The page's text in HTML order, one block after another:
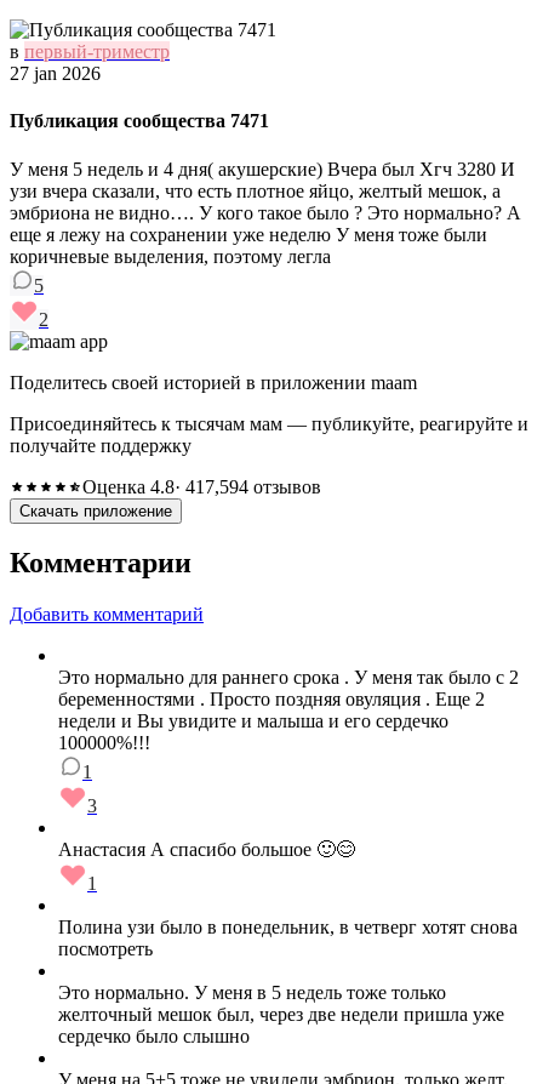
в первый-триместр
27 jan 2026
Публикация сообщества 7471
У меня 5 недель и 4 дня( акушерские) Вчера был Хгч 3280 И
узи вчера сказали, что есть плотное яйцо, желтый мешок, а
эмбриона не видно…. У кого такое было ? Это нормально? А
еще я лежу на сохранении уже неделю У меня тоже были
коричневые выделения, поэтому легла
5
2
Поделитесь своей историей в приложении maam
Присоединяйтесь к тысячам мам — публикуйте, реагируйте и
получайте поддержку
Оценка 4.8· 417,594 отзывов
Скачать приложение
Комментарии
Добавить комментарий
Это нормально для раннего срока . У меня так было с 2
беременностями . Просто поздняя овуляция . Еще 2
недели и Вы увидите и малыша и его сердечко
100000%!!!
1
3
Анастасия А спасибо большое 🙂😊
1
Полина узи было в понедельник, в четверг хотят снова
посмотреть
Это нормально. У меня в 5 недель тоже только
желточный мешок был, через две недели пришла уже
сердечко было слышно